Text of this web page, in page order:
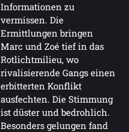
Informationen zu
vermissen. Die
Ermittlungen bringen
Marc und Zoé tief in das
Rotlichtmilieu, wo
rivalisierende Gangs einen
erbitterten Konflikt
ausfechten. Die Stimmung
ist düster und bedrohlich.
Besonders gelungen fand